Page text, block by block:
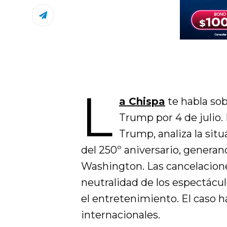
L a Chispa te habla
Trump por 4 de julio.
Trump, analiza la
del 250º aniversario,
Washington. Las
neutralidad de los
el entretenimiento. El caso
internacionales.